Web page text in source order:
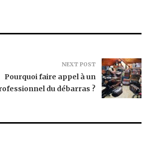
NEXT POST
Pourquoi faire appel à un
du débarras ?